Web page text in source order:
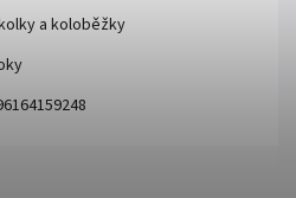
a koloběžky